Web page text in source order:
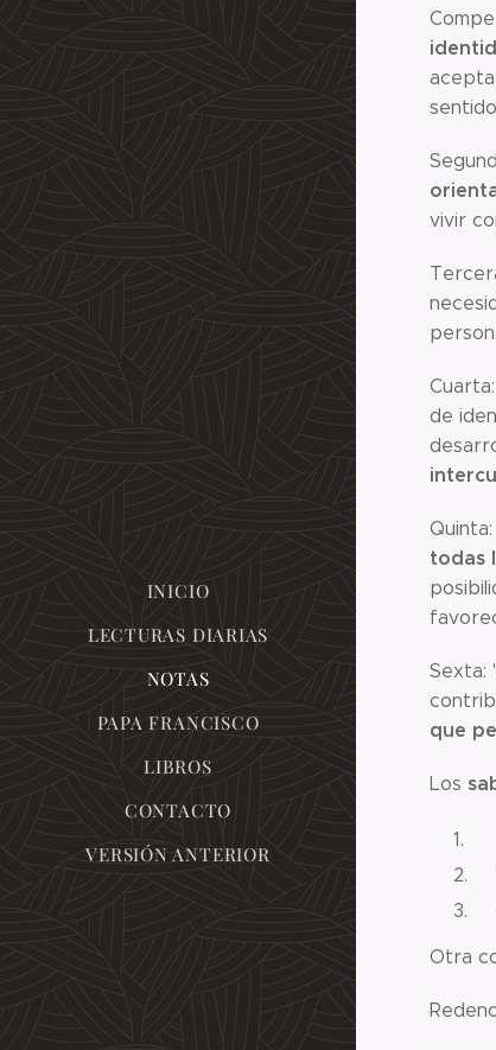
INICIO
LECTURAS DIARIAS
NOTAS
PAPA FRANCISCO
LIBROS
CONTACTO
VERSIÓN ANTERIOR
vivir
de
Quinta:
todas
Sexta:
que
Los
Otra